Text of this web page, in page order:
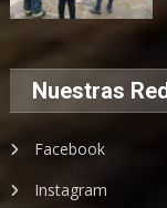
Nuestras
Facebook
Instagram